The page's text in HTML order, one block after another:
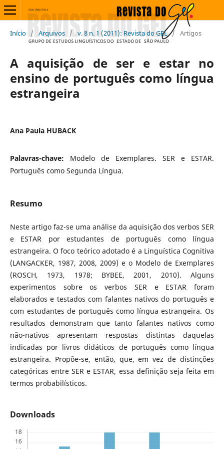
Início / Arquivos / v. 8 n. 1 (2011): Revista do GEL / Artigos
A aquisição de ser e estar no
ensino de português como língua
estrangeira
Ana Paula HUBACK
Palavras-chave: Modelo de Exemplares. SER e ESTAR.
Português como Segunda Língua.
Resumo
Neste artigo faz-se uma análise da aquisição dos verbos SER
e ESTAR por estudantes de português como língua
estrangeira. O foco teórico adotado é a Linguística Cognitiva
(LANGACKER, 1987, 2008, 2009) e o Modelo de Exemplares
(ROSCH, 1973, 1978; BYBEE, 2001, 2010). Alguns
experimentos sobre os verbos SER e ESTAR foram
elaborados e testados com falantes nativos do português e
com estudantes de português como língua estrangeira. Os
resultados demonstram que tanto falantes nativos como
não-nativos apresentam respostas distintas daquelas
indicadas por livros didáticos de português como língua
estrangeira. Propõe-se, então, que, em vez de distinções
categóricas entre SER e ESTAR, essa definição seja feita em
termos probabilísticos.
Downloads